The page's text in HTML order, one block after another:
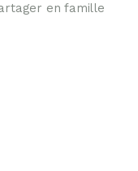
en famille